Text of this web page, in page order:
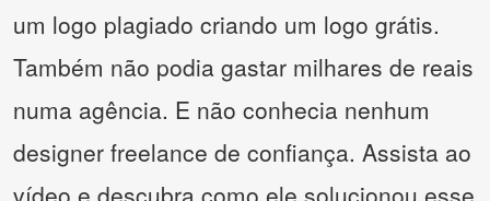
um logo plagiado criando um logo grátis.
Também não podia gastar milhares de reais
numa agência. E não conhecia nenhum
designer freelance de confiança. Assista ao